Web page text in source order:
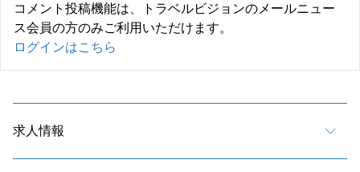
コメント投稿機能は、トラベルビジョンのメールニュー
ス会員の方のみご利用いただけます。
ログインはこちら
求人情報